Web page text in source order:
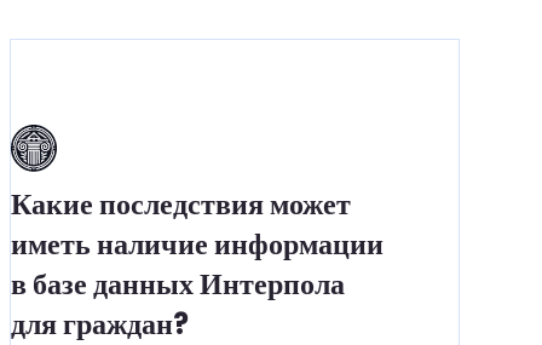
Какие последствия может
иметь наличие информации
в базе данных Интерпола
для граждан?